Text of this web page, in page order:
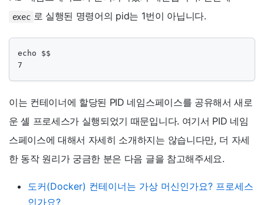
exec 로 실행된 명령어의 pid는 1번이 아닙니다.
echo $$
7
이는 컨테이너에 할당된 PID 네임스페이스를 공유해서 새로
운 셸 프로세스가 실행되었기 때문입니다. 여기서 PID 네임
스페이스에 대해서 자세히 소개하지는 않습니다만, 더 자세
한 동작 원리가 궁금한 분은 다음 글을 참고해주세요.
도커(Docker) 컨테이너는 가상 머신인가요? 프로세스
인가요?